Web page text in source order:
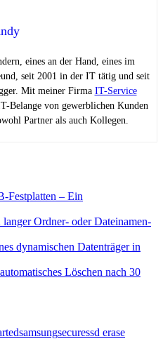
eines an der Hand, eines im
seit 2001 in der IT tätig und seit
Mit meiner Firma IT-Service
Belange von gewerblichen Kunden
Partner als auch Kollegen.
Festplatten – Ein
Ordner- oder Dateinamen-
dynamischen Datenträger in
Löschen nach 30
samsungsecuressd erase